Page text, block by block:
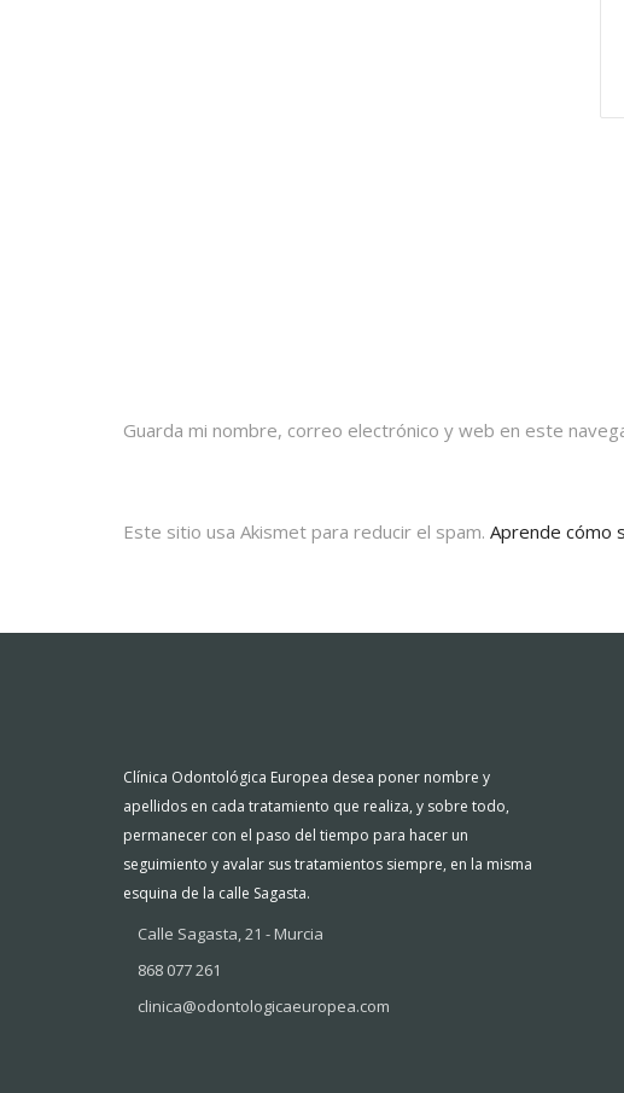
Guarda mi nombre, correo electrónico y web en este
Este sitio usa Akismet para reducir el spam. Aprende cómo
Clínica Odontológica Europea desea poner nombre y
apellidos en cada tratamiento que realiza, y sobre todo,
permanecer con el paso del tiempo para hacer un
seguimiento y avalar sus tratamientos siempre, en la misma
esquina de la calle Sagasta.
Calle Sagasta, 21 - Murcia
868 077 261
clinica@odontologicaeuropea.com